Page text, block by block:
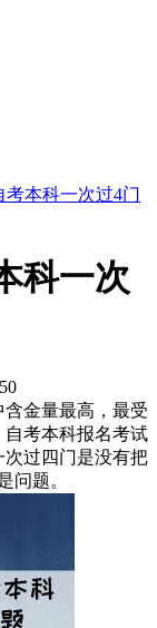
本科一次过4门
科一次
金量最高，最受
考本科报名考试
过四门是没有把
问题。